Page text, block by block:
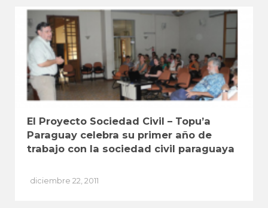
El Proyecto Sociedad Civil – Topu’a
Paraguay celebra su primer año de
trabajo con la sociedad civil paraguaya
diciembre 22, 2011